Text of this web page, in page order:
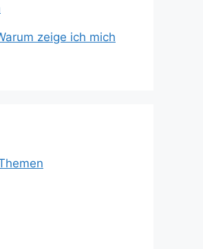
zeige ich mich